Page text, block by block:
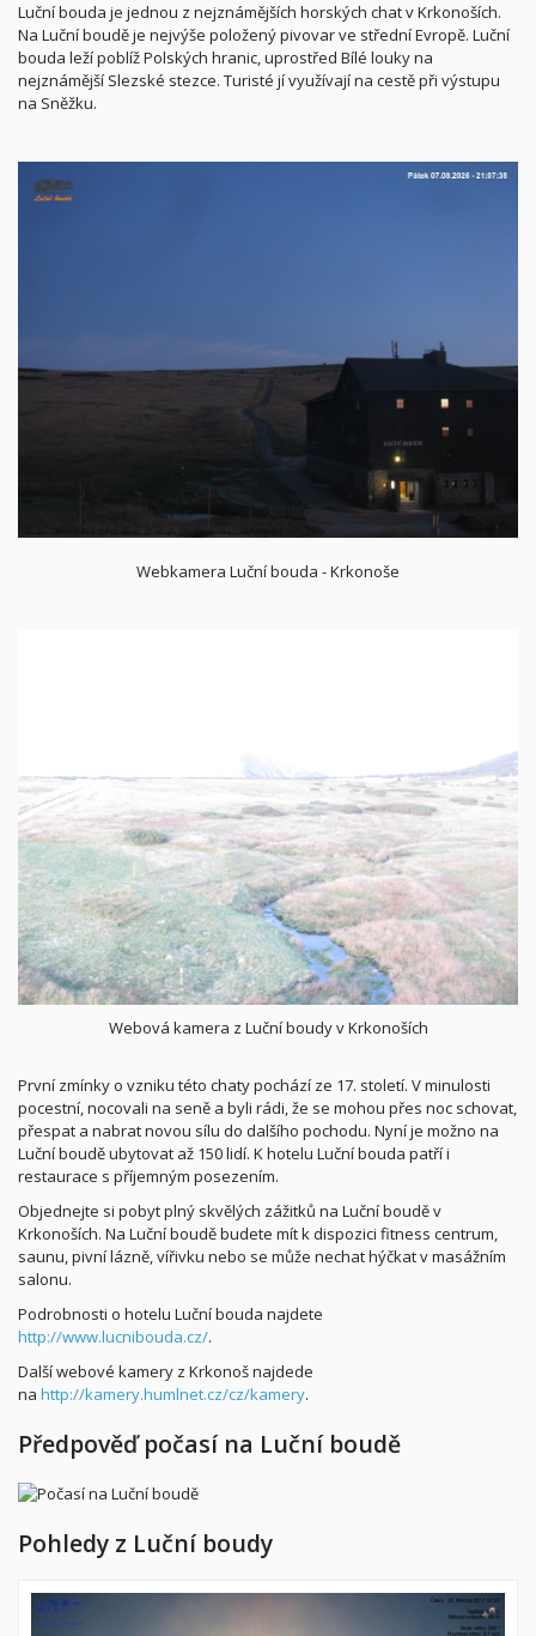
Luční bouda je jednou z nejznámějších horských chat v Krkonoších.
Na Luční boudě je nejvýše položený pivovar ve střední Evropě. Luční
bouda leží poblíž Polských hranic, uprostřed Bílé louky na
nejznámější Slezské stezce. Turisté jí využívají na cestě při výstupu
na Sněžku.
Webkamera Luční bouda - Krkonoše
Webová kamera z Luční boudy v Krkonoších
První zmínky o vzniku této chaty pochází ze 17. století. V minulosti
pocestní, nocovali na seně a byli rádi, že se mohou přes noc schovat,
přespat a nabrat novou sílu do dalšího pochodu. Nyní je možno na
Luční boudě ubytovat až 150 lidí. K hotelu Luční bouda patří i
restaurace s příjemným posezením.
Objednejte si pobyt plný skvělých zážitků na Luční boudě v
Krkonoších. Na Luční boudě budete mít k dispozici fitness centrum,
saunu, pivní lázně, vířivku nebo se může nechat hýčkat v masážním
salonu.
Podrobnosti o hotelu Luční bouda najdete
http://www.lucnibouda.cz/.
Další webové kamery z Krkonoš najdede
na http://kamery.humlnet.cz/cz/kamery.
Předpověď počasí na Luční boudě
Pohledy z Luční boudy